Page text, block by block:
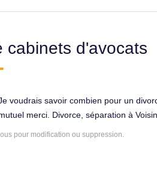
cabinets d'avocats
voudrais savoir combien pour un
merci. Divorce, séparation à
pour modification ou suppression.